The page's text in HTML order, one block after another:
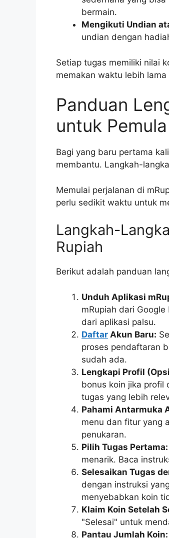
bermain.
Mengikuti Undian
undian dengan
Setiap tugas memiliki nilai
memakan waktu lebih
Panduan
untuk Pemula
Bagi yang baru pertama
membantu. Langkah-
Memulai perjalanan di
perlu sedikit waktu untuk
Langkah-
Rupiah
Berikut adalah panduan
Unduh Aplikasi
mRupiah dari
dari aplikasi palsu.
Daftar Akun Baru:
proses pendaftaran
sudah ada.
Lengkapi Profil
bonus koin jika profil
tugas yang lebih
Pahami Antarmuka
menu dan fitur yang
penukaran.
Pilih Tugas Pertama:
menarik. Baca
Selesaikan Tugas
dengan instruksi
menyebabkan koin
Klaim Koin Setelah
"Selesai" untuk
Pantau Jumlah Koin: